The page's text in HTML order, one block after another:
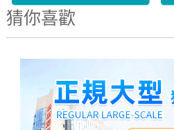
猜你喜歡